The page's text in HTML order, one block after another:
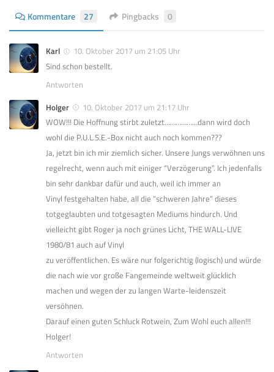
Kommentare 27 Pingbacks 0
Karl
10. Oktober 2017 um 21:05 Uhr
Sind schon bestellt.
Antworten
Holger
10. Oktober 2017 um 21:17 Uhr
WOW!!! Die Hoffnung stirbt zuletzt………………dann wird doch
wohl die P.U.L.S.E.-Box nicht auch noch kommen???
Ja, jetzt bin ich mir ziemlich sicher. Unsere Jungs verwöhnen uns
regelrecht, wenn auch mit einiger “Verzögerung”. Ich jedenfalls
bin sehr dankbar dafür und auch, weil ich immer an
Vinyl festgehalten habe, all die “schweren Jahre” dieses
totgeglaubten und totgesagten Mediums hindurch. Und
vielleicht gibt Roger ja noch grünes Licht, THE WALL-LIVE
1980/81 auch auf Vinyl
zu veröffentlichen. Es wäre nur folgerichtig (logisch) und würde
die nach wie vor große Fangemeinde weltweit glücklich
machen und wegen der zu langen Warte-leidenszeit
versöhnen.
Darauf einen guten Schluck Rotwein, Zum Wohl euch allen!!!
Holger!
Antworten